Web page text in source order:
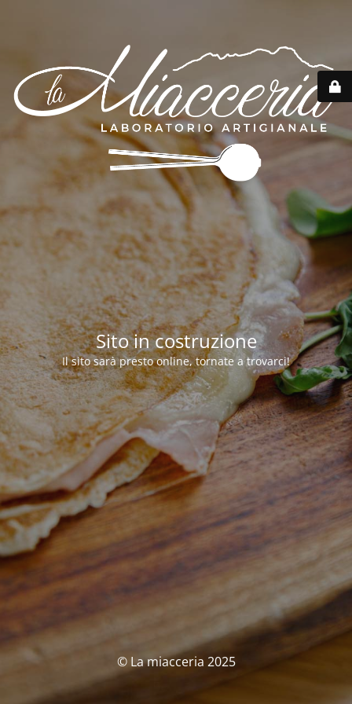
Sito in costruzione
Il sito sarà presto online, tornate a trovarci!
© La miacceria 2025